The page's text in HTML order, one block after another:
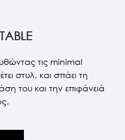
τις minimal
στυλ, και σπάει τη
του και την επιφάνειά